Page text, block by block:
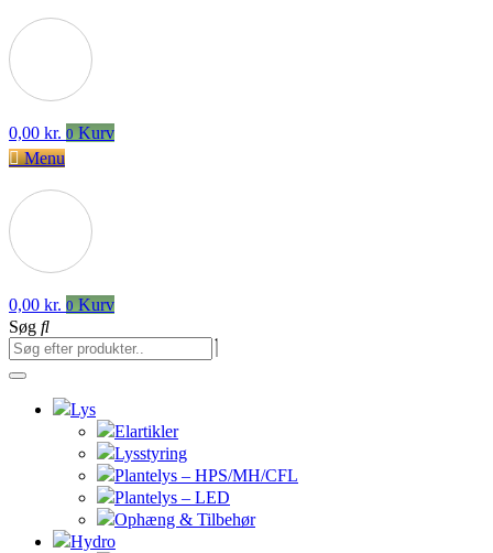
0,00 kr. 0 Kurv
Menu
0,00 kr. 0 Kurv
Søg
Lys
Elartikler
Lysstyring
Plantelys – HPS/MH/CFL
Plantelys – LED
Ophæng & Tilbehør
Hydro